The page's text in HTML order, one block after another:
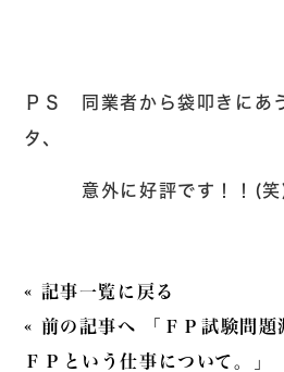
ＰＳ 同業者から袋叩きにあ
タ、
意外に好評です！！(笑
« 記事一覧に戻る
« 前の記事へ 「ＦＰ試験問題
ＦＰという仕事について。」